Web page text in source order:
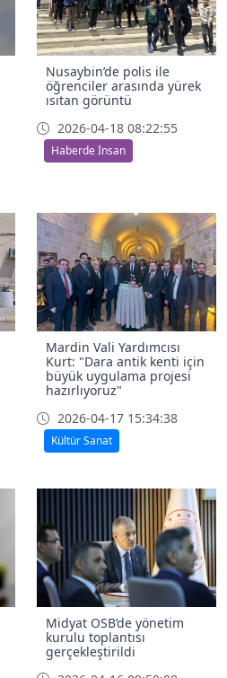
Nusaybin’de polis ile
öğrenciler arasında yürek
ısıtan görüntü
2026-04-18 08:22:55
Haberde İnsan
Mardin Vali Yardımcısı
Kurt: "Dara antik kenti için
büyük uygulama projesi
hazırlıyoruz"
2026-04-17 15:34:38
Kültür Sanat
Midyat OSB’de yönetim
kurulu toplantısı
gerçekleştirildi